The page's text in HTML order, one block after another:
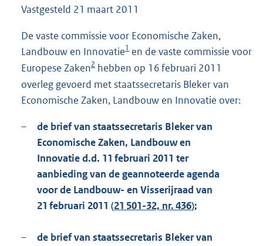
8
Vastgesteld 21 maart 2011
De vaste commissie voor Economische Zaken,
Landbouw en Innovatie1 en de vaste commissie voor
Europese Zaken2 hebben op 16 februari 2011
overleg gevoerd met staatssecretaris Bleker van
Economische Zaken, Landbouw en Innovatie over:
–
de brief van staatssecretaris Bleker van
Economische Zaken, Landbouw en
Innovatie d.d. 11 februari 2011 ter
aanbieding van de geannoteerde agenda
voor de Landbouw- en Visserijraad van
21 februari 2011 (21 501-32, nr. 436);
–
de brief van staatssecretaris Bleker van